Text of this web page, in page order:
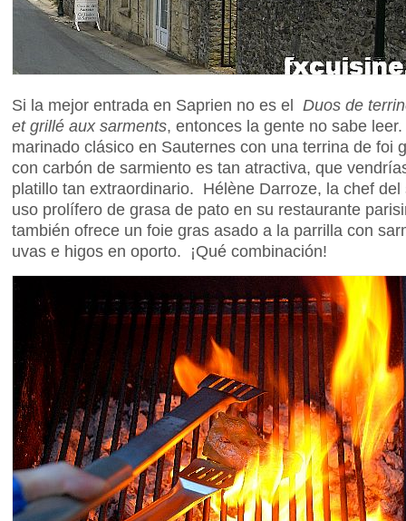
Si la mejor entrada en Saprien no es el Duos de
et grillé aux sarments, entonces la gente no sabe
marinado clásico en Sauternes con una terrina de foi
con carbón de sarmiento es tan atractiva, que
platillo tan extraordinario. Hélène Darroze, la chef
uso prolífero de grasa de pato en su restaurante
también ofrece un foie gras asado a la parrilla con
uvas e higos en oporto. ¡Qué combinación!